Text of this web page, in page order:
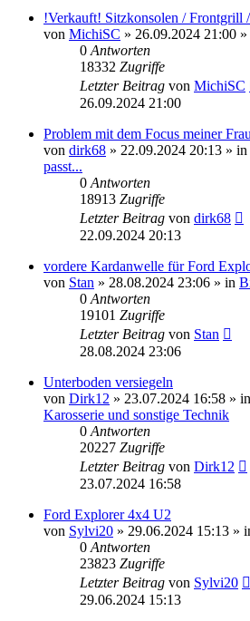
!Verkauft! Sitzkonsolen / Frontgrill
von MichiSC » 26.09.2024 21:00
0 Antworten
18332 Zugriffe
Letzter Beitrag von MichiSC
26.09.2024 21:00
Problem mit dem Focus meiner Frau
von dirk68 » 22.09.2024 20:13 » in
passt...
0 Antworten
18913 Zugriffe
Letzter Beitrag von dirk68
22.09.2024 20:13
vordere Kardanwelle für Ford
von Stan » 28.08.2024 23:06 » in
0 Antworten
19101 Zugriffe
Letzter Beitrag von Stan
28.08.2024 23:06
Unterboden versiegeln
von Dirk12 » 23.07.2024 16:58 » in
Karosserie und sonstige Technik
0 Antworten
20227 Zugriffe
Letzter Beitrag von Dirk12
23.07.2024 16:58
Ford Explorer 4x4 U2
von Sylvi20 » 29.06.2024 15:13 »
0 Antworten
23823 Zugriffe
Letzter Beitrag von Sylvi20
29.06.2024 15:13